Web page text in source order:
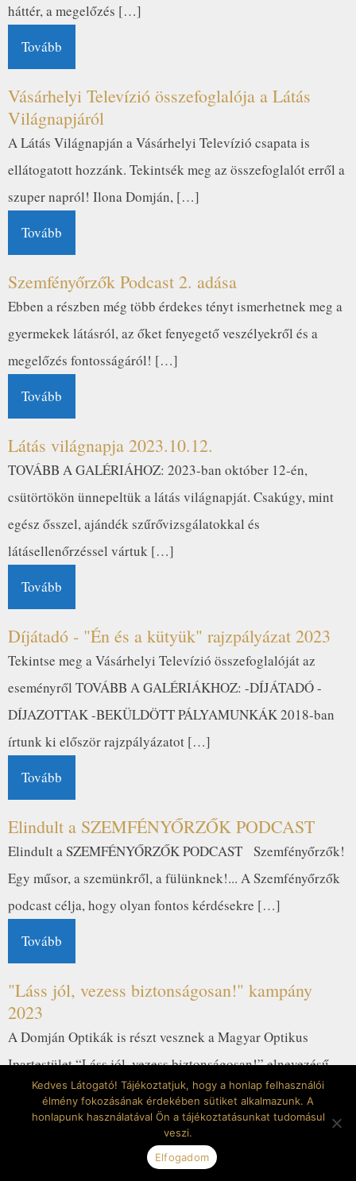
háttér, a megelőzés […]
Tovább
Vásárhelyi Televízió összefoglalója a Látás
Világnapjáról
A Látás Világnapján a Vásárhelyi Televízió csapata is
ellátogatott hozzánk. Tekintsék meg az összefoglalót erről a
szuper napról! Ilona Domján, […]
Tovább
Szemfényőrzők Podcast 2. adása
Ebben a részben még több érdekes tényt ismerhetnek meg a
gyermekek látásról, az őket fenyegető veszélyekről és a
megelőzés fontosságáról! […]
Tovább
Látás világnapja 2023.10.12.
TOVÁBB A GALÉRIÁHOZ: 2023-ban október 12-én,
csütörtökön ünnepeltük a látás világnapját. Csakúgy, mint
egész ősszel, ajándék szűrővizsgálatokkal és
látásellenőrzéssel vártuk […]
Tovább
Díjátadó - "Én és a kütyük" rajzpályázat 2023
Tekintse meg a Vásárhelyi Televízió összefoglalóját az
eseményről TOVÁBB A GALÉRIÁKHOZ: -DÍJÁTADÓ -
DÍJAZOTTAK -BEKÜLDÖTT PÁLYAMUNKÁK 2018-ban
írtunk ki először rajzpályázatot […]
Tovább
Elindult a SZEMFÉNYŐRZŐK PODCAST
Elindult a SZEMFÉNYŐRZŐK PODCAST Szemfényőrzők!
Egy műsor, a szemünkről, a fülünknek!... A Szemfényőrzők
podcast célja, hogy olyan fontos kérdésekre […]
Tovább
"Láss jól, vezess biztonságosan!" kampány
2023
A Domján Optikák is részt vesznek a Magyar Optikus
Ipartestület “Láss jól, vezess biztonságosan!” elnevezésű
közlekedésbiztonsági kampányának nyereményjátékában! A
program […]
Kedves Látogató! Tájékoztatjuk, hogy a honlap felhasználói
élmény fokozásának érdekében sütiket alkalmazunk. A
honlapunk használatával Ön a tájékoztatásunkat tudomásul
veszi.
Elfogadom